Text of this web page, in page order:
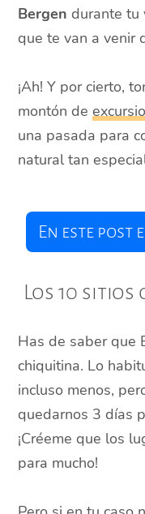
Bergen durante tu
que te van a venir
¡Ah! Y por cierto,
montón de
una pasada para
natural tan
Los 10
Has de saber que
chiquitina. Lo
incluso menos,
quedarnos 3 días
¡Créeme que los
para mucho!